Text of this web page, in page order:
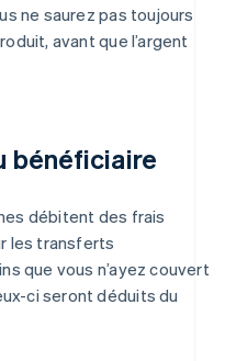
ne saurez pas toujours
avant que l’argent
bénéficiaire
débitent des frais
les transferts
que vous n’ayez couvert
ci seront déduits du